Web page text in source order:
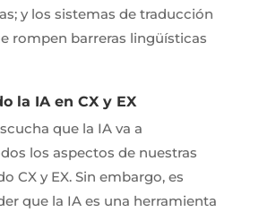
y los sistemas de traducción
rompen barreras lingüísticas
la IA en CX y EX
que la IA va a
los aspectos de nuestras
CX y EX. Sin embargo, es
que la IA es una herramienta